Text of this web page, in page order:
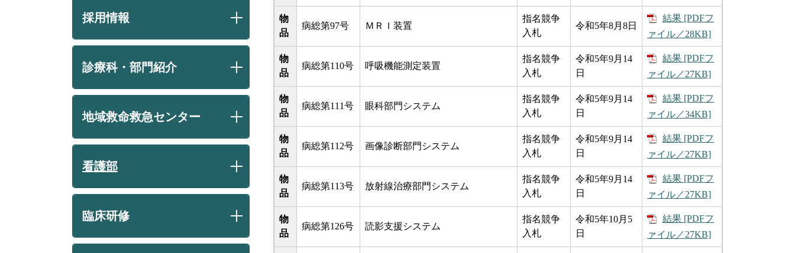
物
品
病総第97号 ＭＲＩ装置
指名競争
入札
令和5年8月8日
結果 [PDFフ
ァイル／28KB]
物
品
病総第110号 呼吸機能測定装置
指名競争
入札
令和5年9月14
日
結果 [PDFフ
ァイル／27KB]
物
品
病総第111号 眼科部門システム
指名競争
入札
令和5年9月14
日
結果 [PDFフ
ァイル／34KB]
物
品
病総第112号 画像診断部門システム
指名競争
入札
令和5年9月14
日
結果 [PDFフ
ァイル／27KB]
物
品
病総第113号 放射線治療部門システム
指名競争
入札
令和5年9月14
日
結果 [PDFフ
ァイル／27KB]
物
品
病総第126号 読影支援システム
指名競争
入札
令和5年10月5
日
結果 [PDFフ
ァイル／27KB]
採用情報
診療科・部門紹介
地域救命救急センター
看護部
臨床研修